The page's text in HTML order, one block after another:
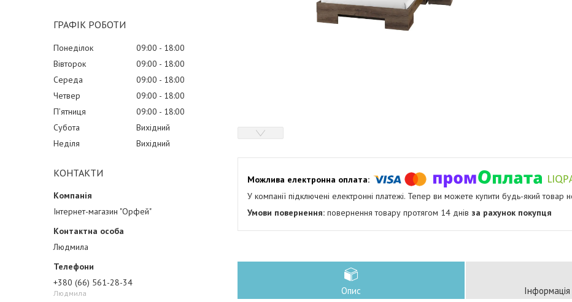
ГРАФІК РОБОТИ
Понеділок 09:00
18:00
Вівторок
09:00
18:00
Середа
09:00
18:00
Четвер
09:00
18:00
Пʼятниця
09:00
18:00
Субота
Вихідний
Неділя
Вихідний
КОНТАКТИ
Інтернет-магазин "Орфей"
Людмила
+380 (66) 561-28-34
Людмила
У компанії підключені електронні платежі. Тепер ви можете купити будь-який товар
повернення товару протягом 14 днів за рахунок покупця
Опис